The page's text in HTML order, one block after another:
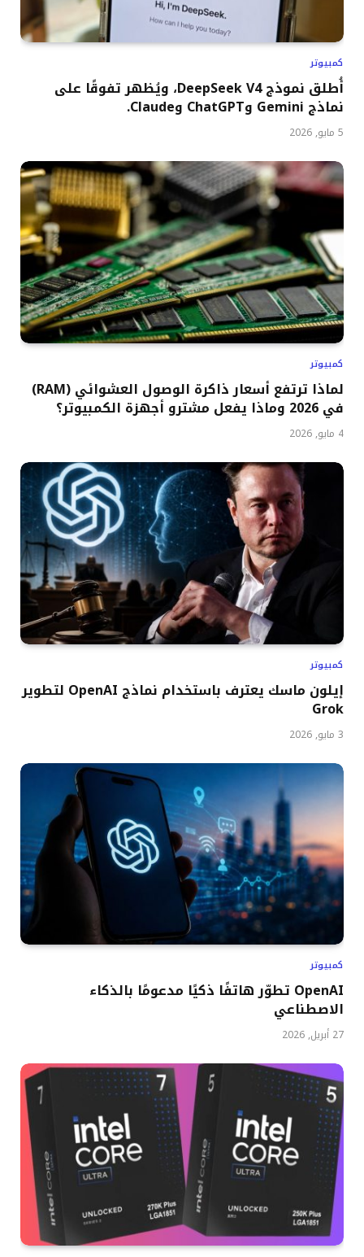
كمبيوتر
أُطلق نموذج DeepSeek V4، ويُظهر تفوقًا على
نماذج Gemini وChatGPT وClaude.
5 مايو, 2026
كمبيوتر
لماذا ترتفع أسعار ذاكرة الوصول العشوائي (RAM)
في 2026 وماذا يفعل مشترو أجهزة الكمبيوتر؟
4 مايو, 2026
كمبيوتر
إيلون ماسك يعترف باستخدام نماذج OpenAI لتطوير
Grok
3 مايو, 2026
كمبيوتر
OpenAI تطوّر هاتفًا ذكيًا مدعومًا بالذكاء
الاصطناعي
27 أبريل, 2026